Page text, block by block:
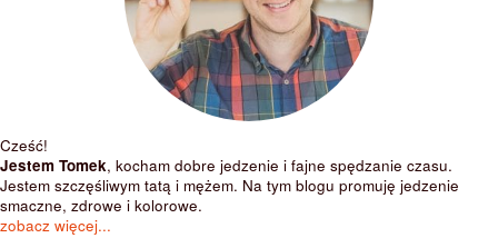
Cześć!
Jestem Tomek, kocham dobre jedzenie i fajne spędzanie czasu.
Jestem szczęśliwym tatą i mężem. Na tym blogu promuję jedzenie
smaczne, zdrowe i kolorowe.
zobacz więcej...